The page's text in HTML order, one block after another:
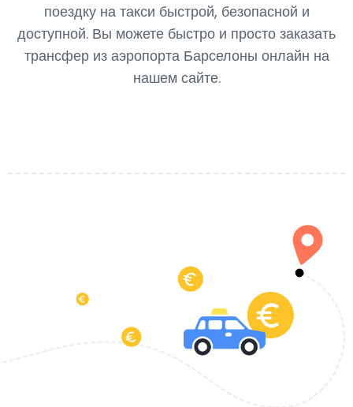
поездку на такси быстрой, безопасной и
доступной. Вы можете быстро и просто заказать
трансфер из аэропорта Барселоны онлайн на
нашем сайте.